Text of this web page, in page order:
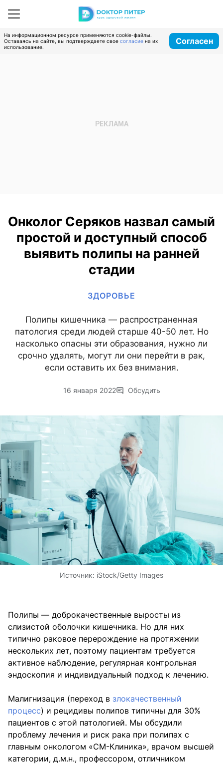
На информационном ресурсе применяются cookie-файлы.
Оставаясь на сайте, вы подтверждаете свое согласие на их
использование.
Согласен
Онколог Серяков назвал самый
простой и доступный способ
выявить полипы на ранней
стадии
ЗДОРОВЬЕ
Полипы кишечника — распространенная
патология среди людей старше 40-50 лет. Но
насколько опасны эти образования, нужно ли
срочно удалять, могут ли они перейти в рак,
если оставить их без внимания.
16 января 2022 Обсудить
Источник: iStock/Getty Images
Полипы — доброкачественные выросты из
слизистой оболочки кишечника. Но для них
типично раковое перерождение на протяжении
нескольких лет, поэтому пациентам требуется
активное наблюдение, регулярная контрольная
эндоскопия и индивидуальный подход к лечению.
Малигнизация (переход в злокачественный
процесс) и рецидивы полипов типичны для 30%
пациентов с этой патологией. Мы обсудили
проблему лечения и риск рака при полипах с
главным онкологом «СМ-Клиника», врачом высшей
категории, д.м.н., профессором, отличником